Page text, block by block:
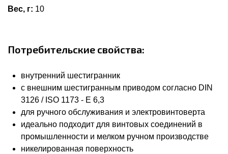
Вес, г: 10
Потребительские свойства:
внутренний шестигранник
с внешним шестигранным приводом согласно DIN
3126 / ISO 1173 - E 6,3
для ручного обслуживания и электровинтоверта
идеально подходит для винтовых соединений в
промышленности и мелком ручном производстве
никелированная поверхность